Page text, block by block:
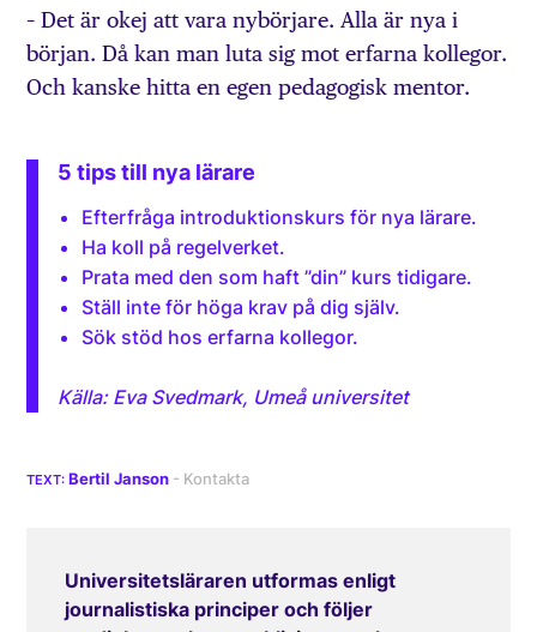
– Det är okej att vara nybörjare. Alla är nya i
början. Då kan man luta sig mot erfarna kollegor.
Och kanske hitta en egen pedagogisk mentor.
5 tips till nya lärare
Efterfråga introduktionskurs för nya lärare.
Ha koll på regelverket.
Prata med den som haft ”din” kurs tidigare.
Ställ inte för höga krav på dig själv.
Sök stöd hos erfarna kollegor.
Källa: Eva Svedmark, Umeå universitet
Bertil Janson
Universitetsläraren utformas enligt
journalistiska principer och följer